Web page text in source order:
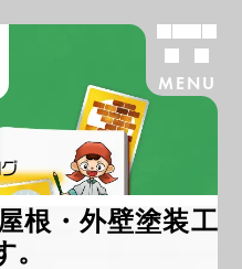
MENU
根・外壁塗装工